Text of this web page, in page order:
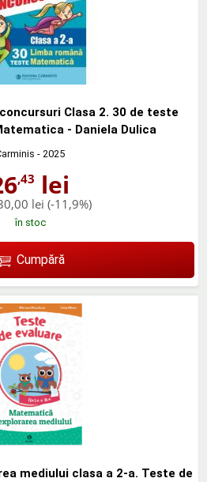
Clasa 2. 30 de teste
- Daniela Dulica
- 2025
,43 lei
lei (-11,9%)
în stoc
Cumpără
mediului clasa a 2-a. Teste de